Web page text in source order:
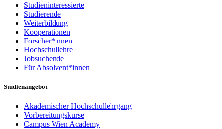
Studieninteressierte
Studierende
Weiterbildung
Kooperationen
Forscher*innen
Hochschullehre
Jobsuchende
Für Absolvent*innen
Studienangebot
Akademischer Hochschullehrgang
Vorbereitungskurse
Campus Wien Academy